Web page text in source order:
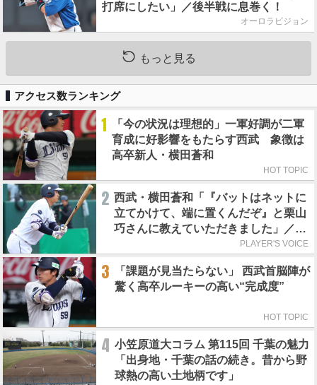
打席にしたい」／後半戦に息巻く！
オーロラビジョン
もっと見る
アクセス数ランキング
1
「今の状況は理想的」一軍好調が二軍
育成に好影響をもたらす西武 象徴は
高卒新人・横田蒼和
HOT TOPIC
2 西武・横田蒼和「『バットはネットに
立てかけて、端に置くんだぞ』と栗山
巧さんに教えていただきました」／憧
PLAYER'S VOICE
3
「課題が見当たらない」 西武首脳陣が
驚く高卒ルーキーの高い“完成度”
HOT TOPIC
4 小笠原道大コラム 第115回 千葉の魅力
「出身地・千葉の話の続き。昔から野
球熱の高い土地柄です」